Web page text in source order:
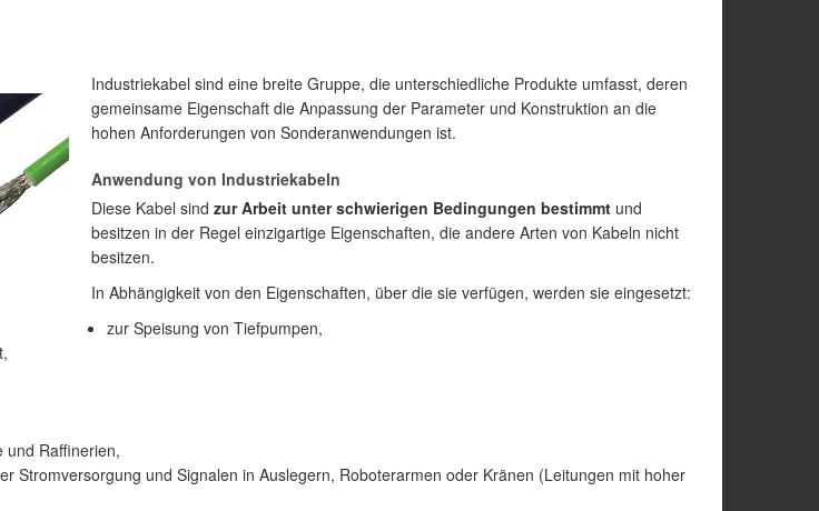
Industriekabel sind eine breite Gruppe, die unterschiedliche Produkte umfasst, deren
gemeinsame Eigenschaft die Anpassung der Parameter und Konstruktion an die
hohen Anforderungen von Sonderanwendungen ist.
Anwendung von Industriekabeln
Diese Kabel sind zur Arbeit unter schwierigen Bedingungen bestimmtund
besitzen in der Regel einzigartige Eigenschaften, die andere Arten von Kabeln nicht
besitzen.
In Abhängigkeit von den Eigenschaften, über die sie verfügen, werden sie eingesetzt:
zur Speisung von Tiefpumpen,
und Raffinerien,
Stromversorgung und Signalen in Auslegern, Roboterarmen oder Kränen (Leitungen mit hoher